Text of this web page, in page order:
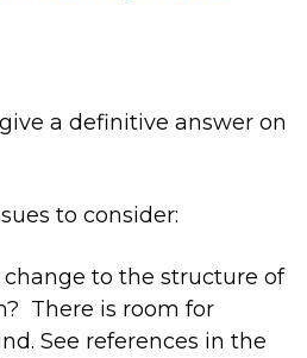
a definitive answer on
to consider:
change to the structure of
There is room for
See references in the